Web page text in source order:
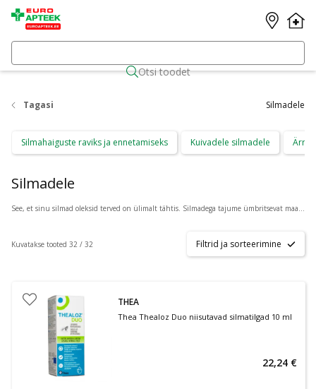
Otsi toodet
Tagasi Silmadele
Silmahaiguste raviks ja ennetamiseks Kuivadele silmadele
Silmadele
See, et sinu silmad oleksid terved on ülimalt tähtis. Silmadega tajume ümbritsevat maailma ning näeme teisi ja ennastki. Seetõttu on oluline hoida silmad pidevalt parima tervise juures. Mõnikord piisab selleks heast unest, teine kord tuleb kasutada ravimite abi.
Kuvatakse tooted 32 / 32 Filtrid ja sorteerimine
THEA
Thea Thealoz Duo niisutavad silmatilgad 10 ml
22,24 €